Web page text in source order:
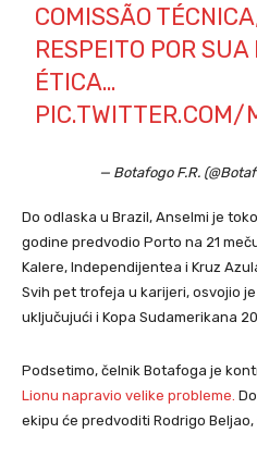
COMISSÃO
RESPEITO POR
ÉTICA…
PIC.TWITTER.COM/
— Botafogo F.R.
Do odlaska u Brazil, Anselmi je
godine predvodio Porto na 21
Kalere, Independijentea i Kruz
Svih pet trofeja u karijeri, osvojio
uključujući i Kopa Sudamerikana
Podsetimo, čelnik Botafoga je
Lionu napravio velike probleme.
ekipu će predvoditi Rodrigo Beljao,